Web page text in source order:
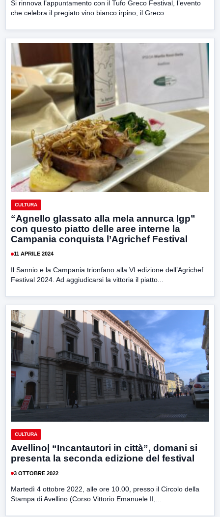
Si rinnova l’appuntamento con il Tufo Greco Festival, l’evento
che celebra il pregiato vino bianco irpino, il Greco...
CULTURA
“Agnello glassato alla mela annurca Igp”
con questo piatto delle aree interne la
Campania conquista l’Agrichef Festival
11 APRILE 2024
Il Sannio e la Campania trionfano alla VI edizione dell’Agrichef
Festival 2024. Ad aggiudicarsi la vittoria il piatto...
CULTURA
Avellino| “Incantautori in città”, domani si
presenta la seconda edizione del festival
3 OTTOBRE 2022
Martedì 4 ottobre 2022, alle ore 10.00, presso il Circolo della
Stampa di Avellino (Corso Vittorio Emanuele II,...